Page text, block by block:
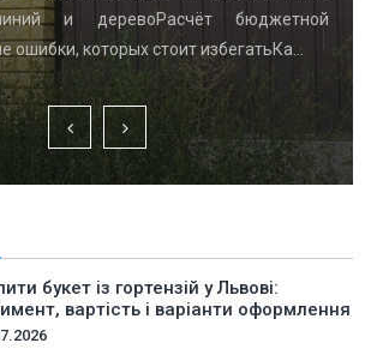
и деревоРасчёт бюджетной
ошибки, которых стоит избегатьКа…
букет із гортензій у Львові:
вартість і варіанти оформлення